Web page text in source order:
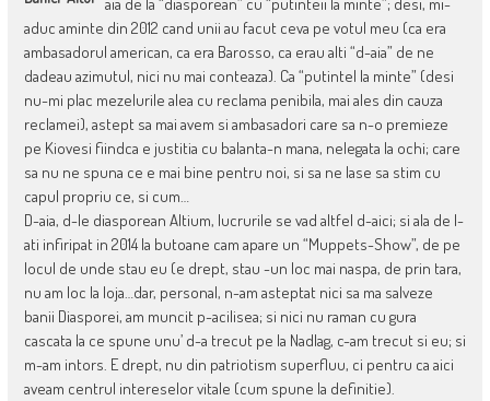
aduc aminte din 2012 cand unii au facut ceva pe votul meu (ca era
ambasadorul american, ca era Barosso, ca erau alti “d-aia” de ne
dadeau azimutul, nici nu mai conteaza). Ca “putintel la minte” (desi
nu-mi plac mezelurile alea cu reclama penibila, mai ales din cauza
reclamei), astept sa mai avem si ambasadori care sa n-o premieze
pe Kiovesi fiindca e justitia cu balanta-n mana, nelegata la ochi; care
sa nu ne spuna ce e mai bine pentru noi, si sa ne lase sa stim cu
capul propriu ce, si cum…
D-aia, d-le diasporean Altium, lucrurile se vad altfel d-aici; si ala de l-
ati infiripat in 2014 la butoane cam apare un “Muppets-Show”, de pe
locul de unde stau eu (e drept, stau -un loc mai naspa, de prin tara,
nu am loc la loja…dar, personal, n-am asteptat nici sa ma salveze
banii Diasporei, am muncit p-acilisea; si nici nu raman cu gura
cascata la ce spune unu’ d-a trecut pe la Nadlag, c-am trecut si eu; si
m-am intors. E drept, nu din patriotism superfluu, ci pentru ca aici
aveam centrul intereselor vitale (cum spune la definitie).